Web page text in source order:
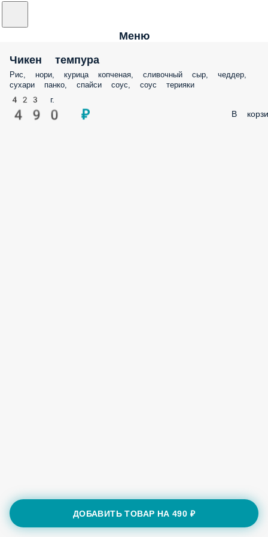
Меню
Чикен темпура
Рис, нори, курица копченая, сливочный сыр, чеддер,
сухари панко, спайси соус, соус терияки
423 г.
490 ₽ В
ДОБАВИТЬ ТОВАР НА490 ₽